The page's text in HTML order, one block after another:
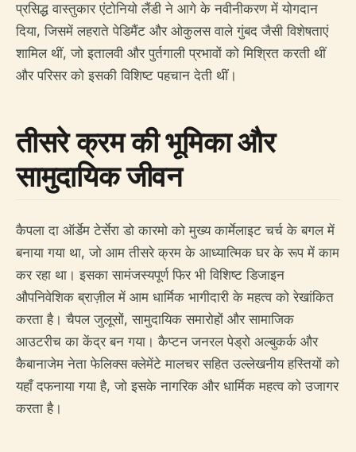
प्रसिद्ध वास्तुकार एंटोनियो लैंडी ने आगे के नवीनीकरण में योगदान
दिया, जिसमें लहराते पेडिमैंट और ओकुलस वाले गुंबद जैसी विशेषताएं
शामिल थीं, जो इतालवी और पुर्तगाली प्रभावों को मिश्रित करती थीं
और परिसर को इसकी विशिष्ट पहचान देती थीं।
तीसरे क्रम की भूमिका और
सामुदायिक जीवन
कैपला दा ऑर्डेम टेर्सेरा डो कारमो को मुख्य कार्मेलाइट चर्च के बगल में
बनाया गया था, जो आम तीसरे क्रम के आध्यात्मिक घर के रूप में काम
कर रहा था। इसका सामंजस्यपूर्ण फिर भी विशिष्ट डिजाइन
औपनिवेशिक ब्राज़ील में आम धार्मिक भागीदारी के महत्व को रेखांकित
करता है। चैपल जुलूसों, सामुदायिक समारोहों और सामाजिक
आउटरीच का केंद्र बन गया। कैप्टन जनरल पेड्रो अल्बुकर्क और
कैबानाजेम नेता फेलिक्स क्लेमेंटे मालचर सहित उल्लेखनीय हस्तियों को
यहाँ दफनाया गया है, जो इसके नागरिक और धार्मिक महत्व को उजागर
करता है।